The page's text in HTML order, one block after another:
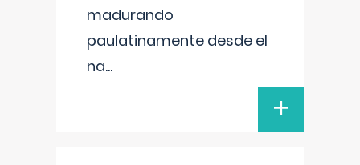
madurando
paulatinamente desde el
na...
+